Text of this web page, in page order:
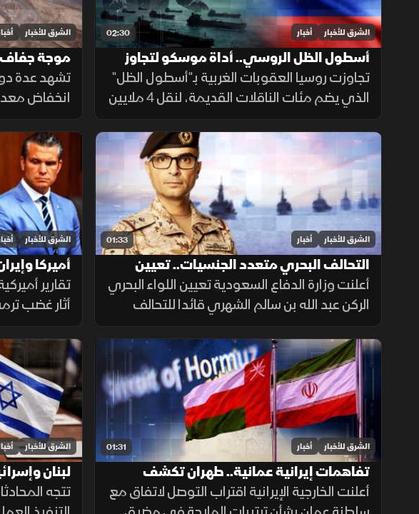
02:30 الشرق للأخبار أخبار
أسطول الظل الروسي.. أداة موسكو لتجاوز
العقوبات
تجاوزت روسيا العقوبات الغربية بـ"أسطول الظل"
الذي يضم مئات الناقلات القديمة، لنقل 4 ملايين
برميل نفط يوميا للصين والهند عبر تكتيكات تخف
بحرية، ما أمن لموسكو مليارات الدولارات.
الشرق للأخبار
موجة جفاف
في أوروبا
تشهد عدة
انخفاض
ما أدى إلى
وزيادة
01:33 الشرق للأخبار أخبار
التحالف البحري متعدد الجنسيات.. تعيين
قائد جديد
أعلنت وزارة الدفاع السعودية تعيين اللواء البحري
الركن عبد الله بن سالم الشهري قائدا للتحالف
الدولي متعدد الجنسيات، في خطوة تعزز جاهزية
التحالف لحماية الملاحة وأمن الممرات البحرية.
الشرق للأخبار
أميركا
تقارير
أثار غضب
واسعة ضد
مسؤولية
التقارير.
01:31 الشرق للأخبار أخبار
تفاهمات إيرانية عمانية.. طهران تكشف
تفاصيل اتفاق مضيق هرمز
أعلنت الخارجية الإيرانية اقتراب التوصل لاتفاق مع
الشرق للأخبار
لبنان
تتجه